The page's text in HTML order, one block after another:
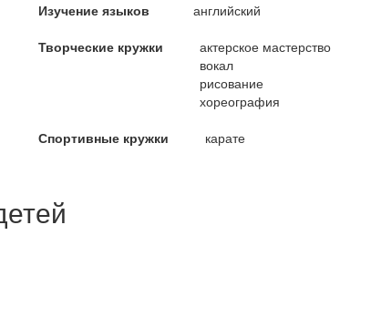
Изучение языков
английский
Творческие кружки
актерское мастерство
вокал
рисование
хореография
Спортивные кружки
карате